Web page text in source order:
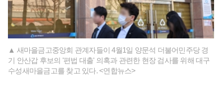
▲ 새마을금고중앙회 관계자들이 4월1일 양문석 더불어민주당 경
기 안산갑 후보의 '편법 대출' 의혹과 관련한 현장 검사를 위해 대구
수성새마을금고를 찾고 있다. <연합뉴스>